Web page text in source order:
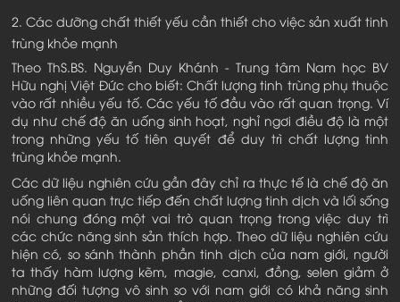
2. Các dưỡng chất thiết yếu cần thiết cho việc sản xuất tinh
trùng khỏe mạnh
Theo ThS.BS. Nguyễn Duy Khánh - Trung tâm Nam học BV
Hữu nghị Việt Đức cho biết: Chất lượng tinh trùng phụ thuộc
vào rất nhiều yếu tố. Các yếu tố đầu vào rất quan trọng. Ví
dụ như chế độ ăn uống sinh hoạt, nghỉ ngơi điều độ là một
trong những yếu tố tiên quyết để duy trì chất lượng tinh
trùng khỏe mạnh.
Các dữ liệu nghiên cứu gần đây chỉ ra thực tế là chế độ ăn
uống liên quan trực tiếp đến chất lượng tinh dịch và lối sống
nói chung đóng một vai trò quan trọng trong việc duy trì
các chức năng sinh sản thích hợp. Theo dữ liệu nghiên cứu
hiện có, so sánh thành phần tinh dịch của nam giới, người
ta thấy hàm lượng kẽm, magie, canxi, đồng, selen giảm ở
những đối tượng vô sinh so với nam giới có khả năng sinh